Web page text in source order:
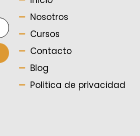
Nosotros
Cursos
Contacto
Blog
Politica de privacidad